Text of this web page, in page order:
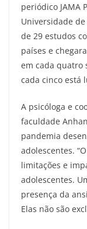
periódico JAMA
Universidade
de 29 estudos
países e
em cada quatro
cada cinco está
A psicóloga e
faculdade
pandemia
adolescentes.
limitações e
adolescentes.
presença da
Elas não são